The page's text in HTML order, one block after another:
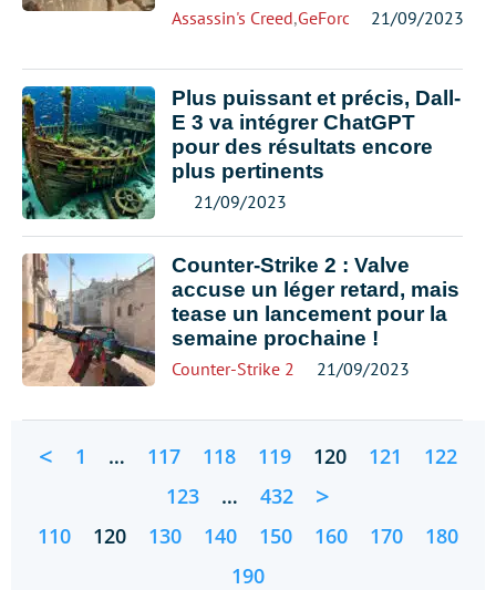
Assassin's Creed,GeForce RTX 4000,
21/09/2023
Plus puissant et précis, Dall-
E 3 va intégrer ChatGPT
pour des résultats encore
plus pertinents
21/09/2023
Counter-Strike 2 : Valve
accuse un léger retard, mais
tease un lancement pour la
semaine prochaine !
Counter-Strike 2 21/09/2023
< 1 … 117 118 119 120 121
122
123
… 432 >
110 120 130 140 150 160 170
180
190